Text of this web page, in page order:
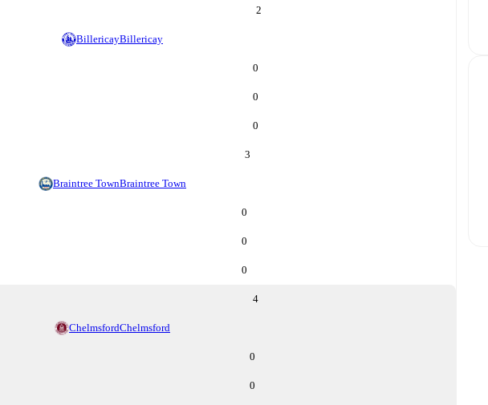
2
BillericayBillericay
0
0
0
3
Braintree TownBraintree Town
0
0
0
4
ChelmsfordChelmsford
0
0